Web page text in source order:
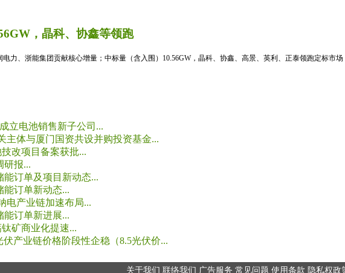
，晶科、协鑫等领跑
力、浙能集团贡献核心增量；中标量（含入围）10.56GW，晶科、协鑫、高景、英利、正泰领跑定标市场
立电池销售新子公司...
主体与厦门国资共设并购投资基金...
改项目备案获批...
研报...
订单及项目新动态...
能订单新动态...
电产业链加速布局...
能订单新进展...
矿商业化提速...
产业链价格阶段性企稳（8.5光伏价...
关于我们 联络我们 广告服务 常见问题 使用条款 隐私权政